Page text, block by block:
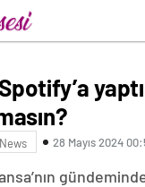
News 28 Mayıs 2024